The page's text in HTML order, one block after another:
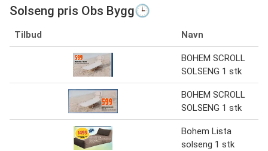
Solseng pris Obs Bygg🕒
Tilbud Navn
BOHEM SCROLL
SOLSENG 1 stk
BOHEM SCROLL
SOLSENG 1 stk
Bohem Lista
solseng 1 stk